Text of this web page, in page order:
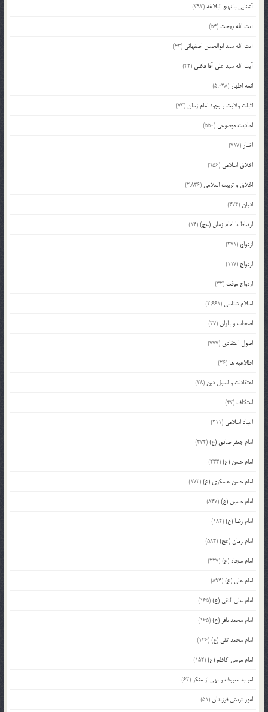
آشنایی با نهج البلاغه (392)
آیت الله بهجت (54)
آیت الله سید ابوالحسن اصفهانی (43)
آیت الله سید علی آقا قاضی (42)
ائمه اطهار (5,038)
اثبات ولایت و وجود امام زمان(73)
احادیث موضوعی (550)
اخبار (717)
اخلاق اسلامی (956)
اخلاق و تربیت اسلامی (2,836)
ادیان(474)
ارتباط با امام زمان (عج)(14)
ازدواج (371)
ازدواج (117)
ازدواج موقت (32)
اسلام شناسی (2,661)
اصحاب و یاران(37)
اصول اعتقادی (777)
اطلاعیه ها (26)
اعتقادات و اصول دین (28)
اعتکاف (43)
اعیاد اسلامی (211)
امام جعفر صادق (ع)(372)
امام حسن (ع)(233)
امام حسن عسکری (ع)(172)
امام حسین (ع)(847)
امام رضا (ع)(182)
امام زمان (عج)(583)
امام سجاد (ع)(227)
امام علی (ع)(894)
امام علی النقی (ع)(165)
امام محمد باقر (ع)(165)
امام محمد تقی (ع)(146)
امام موسی کاظم (ع)(152)
امر به معروف و نهی از منکر (63)
امور تربیتی فرزندان(51)